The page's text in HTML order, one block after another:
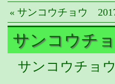
« サンコウチョウ
サンコウチ
サンコウチョウ